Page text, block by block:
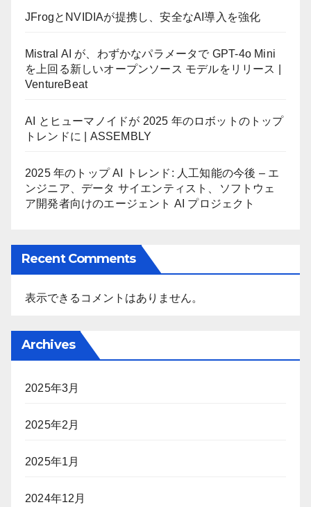
JFrogとNVIDIAが提携し、安全なAI導入を強化
Mistral AI が、わずかなパラメータで GPT-4o Mini
を上回る新しいオープンソース モデルをリリース |
VentureBeat
AI とヒューマノイドが 2025 年のロボットのトップ
トレンドに | ASSEMBLY
2025 年のトップ AI トレンド: 人工知能の今後 – エ
ンジニア、データ サイエンティスト、ソフトウェ
ア開発者向けのエージェント AI プロジェクト
Recent Comments
表示できるコメントはありません。
Archives
2025年3月
2025年2月
2025年1月
2024年12月